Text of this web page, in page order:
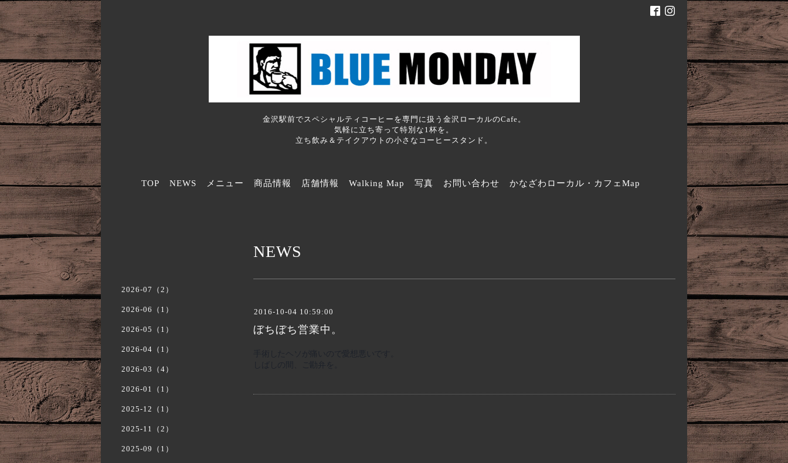
金沢駅前でスペシャルティコーヒーを専門に扱う金沢ローカルのCafe。
気軽に立ち寄って特別な1杯を。
立ち飲み＆テイクアウトの小さなコーヒースタンド。
TOP NEWS メニュー 商品情報 店舗情報 Walking Map 写真 お問い合わせ かなざわローカル・カフェMap
NEWS
2016-10-04 10:59:00
ぼちぼち営業中。
2026-07（2）
2026-06（1）
2026-05（1）
2026-04（1）
2026-03（4）
2026-01（1）
2025-12（1）
2025-11（2）
2025-09（1）